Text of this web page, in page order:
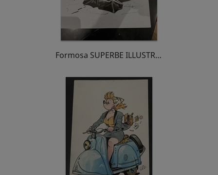
Formosa SUPERBE ILLUSTRATION HOMMAGE